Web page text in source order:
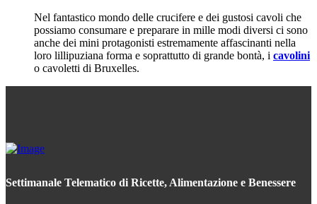
Nel fantastico mondo delle crucifere e dei gustosi cavoli che
possiamo consumare e preparare in mille modi diversi ci sono
anche dei mini protagonisti estremamente affascinanti nella
loro lillipuziana forma e soprattutto di grande bontà, i cavolini
o cavoletti di Bruxelles.
Settimanale Telematico di Ricette, Alimentazione e Benessere